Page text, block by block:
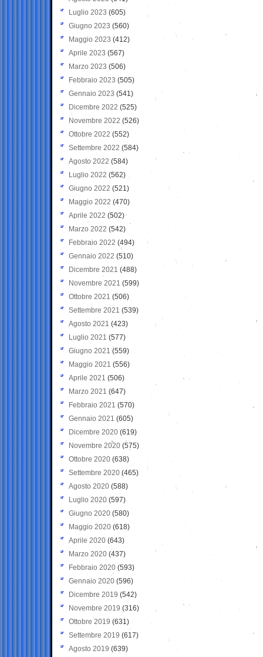
Luglio 2023 (605)
Giugno 2023 (560)
Maggio 2023 (412)
Aprile 2023 (567)
Marzo 2023 (506)
Febbraio 2023 (505)
Gennaio 2023 (541)
Dicembre 2022 (525)
Novembre 2022 (526)
Ottobre 2022 (552)
Settembre 2022 (584)
Agosto 2022 (584)
Luglio 2022 (562)
Giugno 2022 (521)
Maggio 2022 (470)
Aprile 2022 (502)
Marzo 2022 (542)
Febbraio 2022 (494)
Gennaio 2022 (510)
Dicembre 2021 (488)
Novembre 2021 (599)
Ottobre 2021 (506)
Settembre 2021 (539)
Agosto 2021 (423)
Luglio 2021 (577)
Giugno 2021(559)
Maggio 2021 (556)
Aprile 2021 (506)
Marzo 2021 (647)
Febbraio 2021 (570)
Gennaio 2021 (605)
Dicembre 2020 (619)
Novembre 2020 (575)
Ottobre 2020 (638)
Settembre 2020(465)
Agosto 2020 (588)
Luglio 2020 (597)
Giugno 2020 (580)
Maggio 2020 (618)
Aprile 2020 (643)
Marzo 2020 (437)
Febbraio 2020 (593)
Gennaio 2020 (596)
Dicembre 2019 (542)
Novembre 2019 (316)
Ottobre 2019 (631)
Settembre 2019 (617)
Agosto 2019 (639)